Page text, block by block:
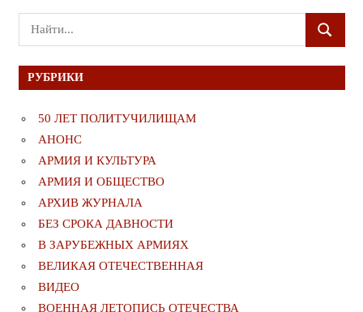
Поиск
для:
ПОИСК
РУБРИКИ
50 ЛЕТ ПОЛИТУЧИЛИЩАМ
АНОНС
АРМИЯ И КУЛЬТУРА
АРМИЯ И ОБЩЕСТВО
АРХИВ ЖУРНАЛА
БЕЗ СРОКА ДАВНОСТИ
В ЗАРУБЕЖНЫХ АРМИЯХ
ВЕЛИКАЯ ОТЕЧЕСТВЕННАЯ
ВИДЕО
ВОЕННАЯ ЛЕТОПИСЬ ОТЕЧЕСТВА